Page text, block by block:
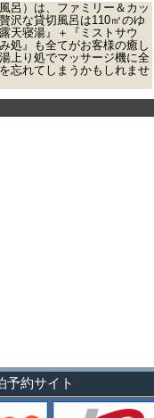
呂）は、ファミリー＆カッ
沢な貸切風呂は110㎡のゆ
天寝湯』＋『ミストサウ
処』も全てがお客様の癒し
上り処でマッサージ機に全
忘れてしまうかもしれませ
予約サイト